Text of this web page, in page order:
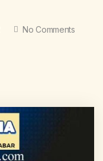
No Comments